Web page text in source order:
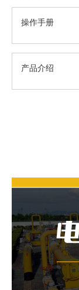
操作手册
产品介绍